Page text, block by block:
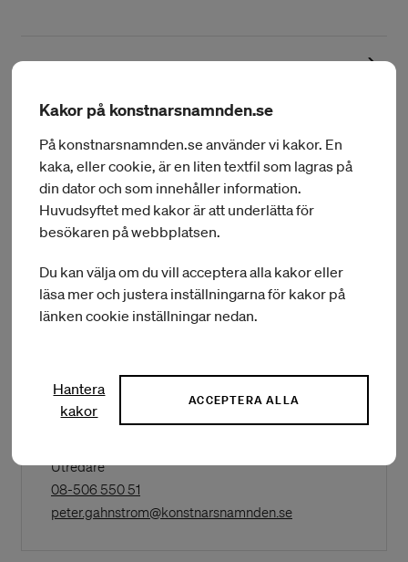
Guide for artists
Konstnärsguiden
konstnarsguiden@konstnarsnamnden.se
Peter Gahnström
Utredare
08-506 550 51
in
peter.gahnstrom@konstnarsnamnden.se(Opens in a New
Kakor på konstnarsnamnden.se
På konstnarsnamnden.se använder vi kakor. En
kaka, eller cookie, är en liten textfil som lagras på
din dator och som innehåller information.
Huvudsyftet med kakor är att underlätta för
besökaren på webbplatsen.
Du kan välja om du vill acceptera alla kakor eller
läsa mer och justera inställningarna för kakor på
länken cookie inställningar nedan.
Hantera
kakor
ACCEPTERA ALLA